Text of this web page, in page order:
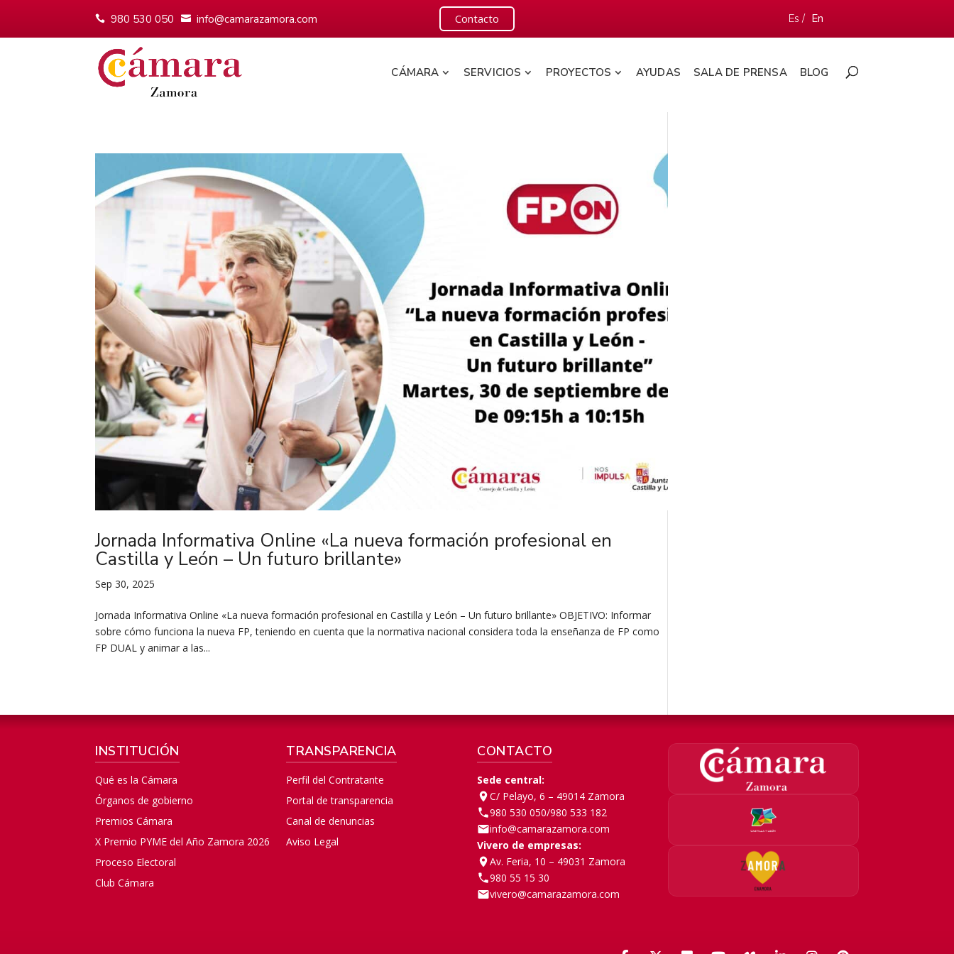
980 530 050 info@camarazamora.com Contacto Es / En
CÁMARA SERVICIOS PROYECTOS AYUDAS SALA DE PRENSA BLOG
Jornada Informativa Online «La nueva formación profesional en
Castilla y León – Un futuro brillante»
Sep 30, 2025
Jornada Informativa Online «La nueva formación profesional en Castilla y León – Un futuro brillante» OBJETIVO: Informar
sobre cómo funciona la nueva FP, teniendo en cuenta que la normativa nacional considera toda la enseñanza de FP como
FP DUAL y animar a las...
INSTITUCIÓN
Qué es la Cámara
Órganos de gobierno
Premios Cámara
X Premio PYME del Año Zamora 2026
Proceso Electoral
Club Cámara
TRANSPARENCIA
Perfil del Contratante
Portal de transparencia
Canal de denuncias
Aviso Legal
CONTACTO
Sede central:
C/ Pelayo, 6 – 49014 Zamora
980 530 050/980 533 182
info@camarazamora.com
Vivero de empresas:
Av. Feria, 10 – 49031 Zamora
980 55 15 30
vivero@camarazamora.com